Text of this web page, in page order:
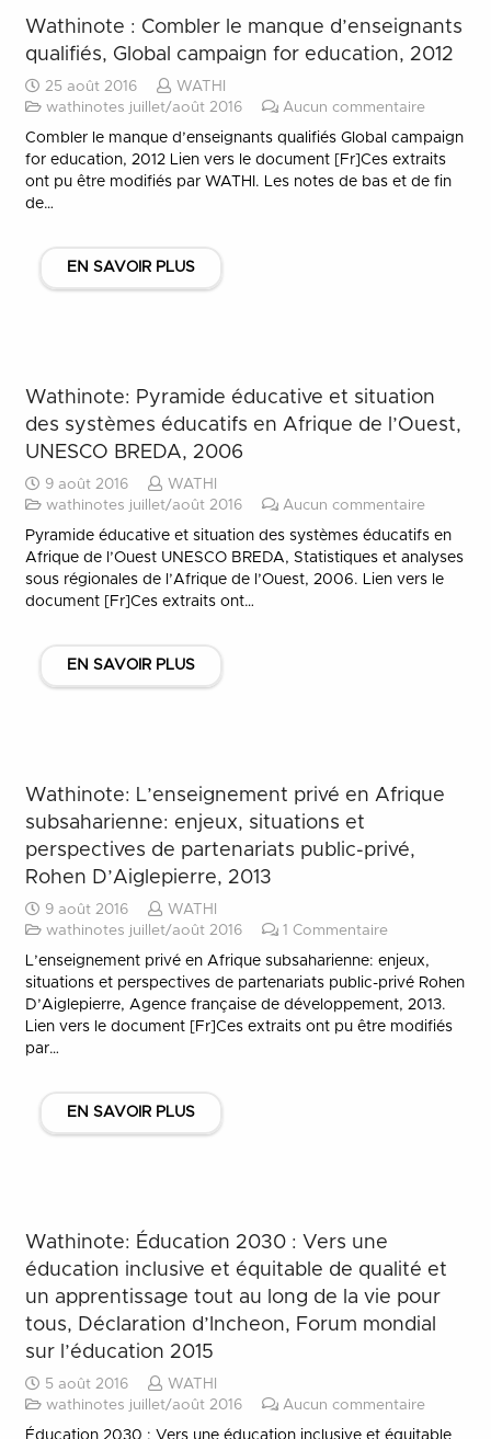
Wathinote : Combler le manque d’enseignants
qualifiés, Global campaign for education, 2012
25 août 2016
WATHI
wathinotes juillet/août 2016
Aucun commentaire
Combler le manque d’enseignants qualifiés Global campaign
for education, 2012 Lien vers le document [Fr]Ces extraits
ont pu être modifiés par WATHI. Les notes de bas et de fin
de…
EN SAVOIR PLUS
Wathinote: Pyramide éducative et situation
des systèmes éducatifs en Afrique de l’Ouest,
UNESCO BREDA, 2006
9 août 2016
WATHI
wathinotes juillet/août 2016
Aucun commentaire
Pyramide éducative et situation des systèmes éducatifs en
Afrique de l’Ouest UNESCO BREDA, Statistiques et analyses
sous régionales de l’Afrique de l’Ouest, 2006. Lien vers le
document [Fr]Ces extraits ont…
EN SAVOIR PLUS
Wathinote: L’enseignement privé en Afrique
subsaharienne: enjeux, situations et
perspectives de partenariats public-privé,
Rohen D’Aiglepierre, 2013
9 août 2016
WATHI
wathinotes juillet/août 2016
1 Commentaire
L’enseignement privé en Afrique subsaharienne: enjeux,
situations et perspectives de partenariats public-privé Rohen
D’Aiglepierre, Agence française de développement, 2013.
Lien vers le document [Fr]Ces extraits ont pu être modifiés
par…
EN SAVOIR PLUS
Wathinote: Éducation 2030 : Vers une
éducation inclusive et équitable de qualité et
un apprentissage tout au long de la vie pour
tous, Déclaration d’Incheon, Forum mondial
sur l’éducation 2015
5 août 2016
WATHI
wathinotes juillet/août 2016
Aucun commentaire
Éducation 2030 : Vers une éducation inclusive et équitable